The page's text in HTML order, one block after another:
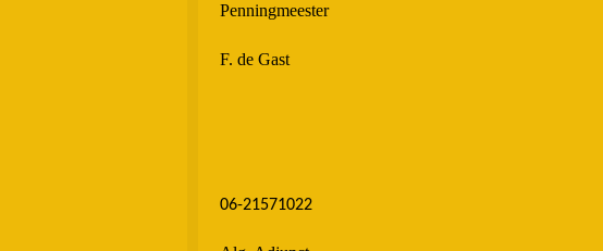
Penningmeester
F. de Gast
06-21571022